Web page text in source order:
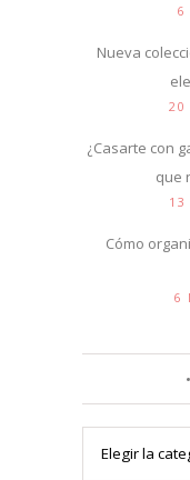
6
Nueva
20
¿Casarte con
que
13
Cómo
6